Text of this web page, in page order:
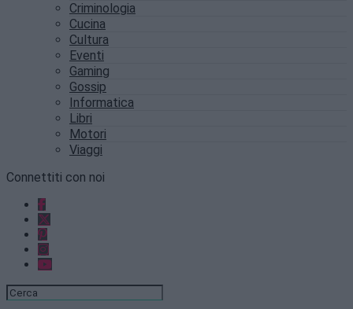
Criminologia
Cucina
Cultura
Eventi
Gaming
Gossip
Informatica
Libri
Motori
Viaggi
Connettiti con noi